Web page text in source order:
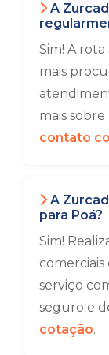
A
Sim! A
mais
mais sobre
contato
A
para Poá?
Sim!
comerciais
serviço
seguro e
cotação.